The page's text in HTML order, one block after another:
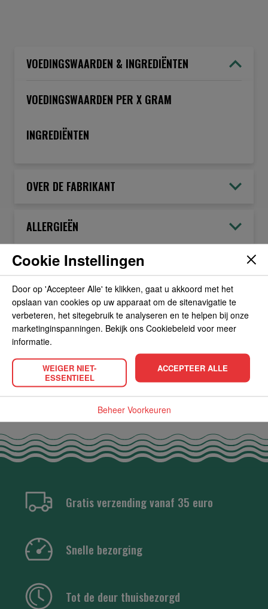
VOEDINGSWAARDEN & INGREDIËNTEN
VOEDINGSWAARDEN PER X GRAM
INGREDIËNTEN
OVER DE FABRIKANT
ALLERGIEËN
OVERIGE INFORMATIE
POPULAIRE PRODUCTEN
Gratis verzending vanaf 35 euro
Snelle bezorging
Tot de deur thuisbezorgd
Cookie Instellingen
Door op 'Accepteer Alle' te klikken, gaat u akkoord met het
opslaan van cookies op uw apparaat om de sitenavigatie te
verbeteren, het sitegebruik te analyseren en te helpen bij onze
marketinginspanningen. Bekijk ons Cookiebeleid voor meer
informatie.
WEIGER NIET-
ESSENTIEEL
ACCEPTEER ALLE
Beheer Voorkeuren